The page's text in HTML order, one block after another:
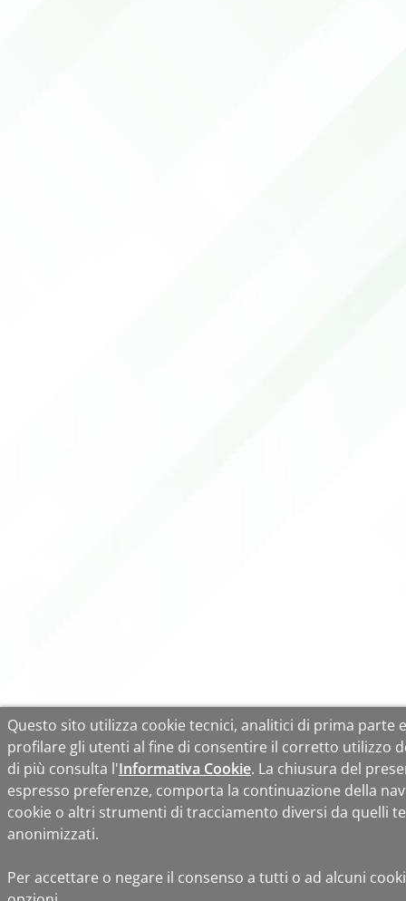
Questo sito utilizza cookie tecnici, analitici di prima parte
profilare gli utenti al fine di consentire il corretto utilizzo
di più consulta l'Informativa Cookie. La chiusura del
espresso preferenze, comporta la continuazione della
cookie o altri strumenti di tracciamento diversi da quelli
anonimizzati.
Per accettare o negare il consenso a tutti o ad alcuni